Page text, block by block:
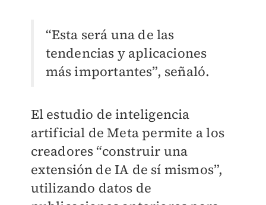
“Esta será una de las
tendencias y aplicaciones
más importantes”, señaló.
El estudio de inteligencia
artificial de Meta permite a los
creadores “construir una
extensión de IA de sí mismos”,
utilizando datos de